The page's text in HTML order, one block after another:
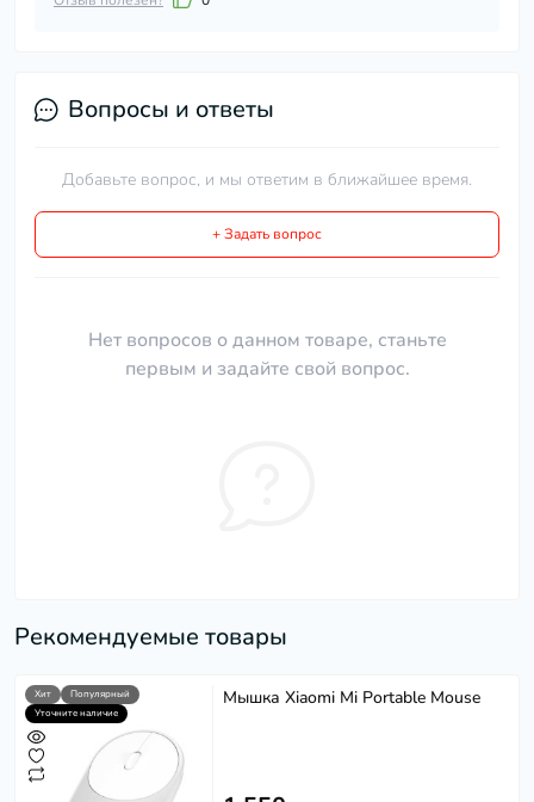
Вопросы и ответы
Добавьте вопрос, и мы ответим в ближайшее время.
+ Задать вопрос
Нет вопросов о данном товаре, станьте
первым и задайте свой вопрос.
Рекомендуемые товары
Хит
Популярный
Уточните наличие
Мышка Xiaomi Mi Portable Mouse